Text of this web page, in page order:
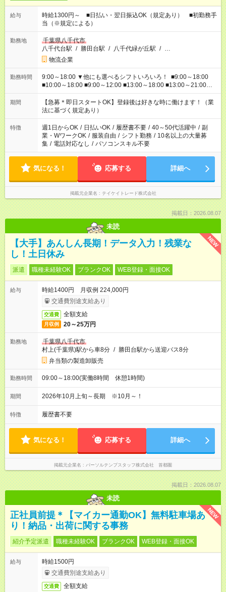
給与
時給1300円～ ■日払い・翌日振込OK（規定あり） ■初勤務手
当（※規定による）
勤務地
千葉県八千代市
八千代台駅 / 勝田台駅 / 八千代緑が丘駅 / …
物流企業
勤務時間
9:00～18:00 ▼他にも選べるシフトいろいろ！ ■9:00～18:00
■10:00～18:00 ■9:00～12:00 ■13:00～18:00 ■13:00～21:00
■22:00～翌6:00 など あなたの希望を教えてください！
期間
【急募＊即日スタートOK】登録後は好きな時に働けます！（業
法に基づく規定あり）
特徴 週1日からOK / 日払いOK / 履歴書不要 / 40～50代活躍中 / 副
業・WワークOK / 服装自由 / シフト勤務 / 10名以上の大量募
集 / 電話対応なし / パソコンスキル不要
気になる！ 応募する 詳細へ
掲載元企業名 テイケイトレード株式会社
掲載日：2026.08.07
未読
NEW
【大手】あんしん長期！データ入力！残業な
し！土日休み
派遣 職種未経験OK ブランクOK WEB登録・面接OK
給与
時給1400円 月収例 224,000円
交通費別途支給あり
交通費 全額支給
月収例 20～25万円
勤務地
千葉県八千代市
村上(千葉県)駅から車8分 / 勝田台駅から送迎バス8分
弁当類の製造卸販売
勤務時間 09:00～18:00(実働8時間 休憩1時間)
期間 2026年10月上旬～長期 ※10月～！
特徴 履歴書不要
気になる！ 応募する 詳細へ
掲載元企業名 パーソルテンプスタッフ株式会社 首都圏
掲載日：2026.08.07
未読
NEW
正社員前提＊【マイカー通勤OK】無料駐車場あ
り！納品・出荷に関する事務
紹介予定派遣 職種未経験OK ブランクOK WEB登録・面接OK
給与
時給1500円
交通費別途支給あり
交通費 全額支給